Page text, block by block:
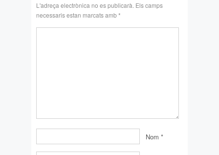
L'adreça electrònica no es publicarà. Els camps
necessaris estan marcats amb*
Nom *